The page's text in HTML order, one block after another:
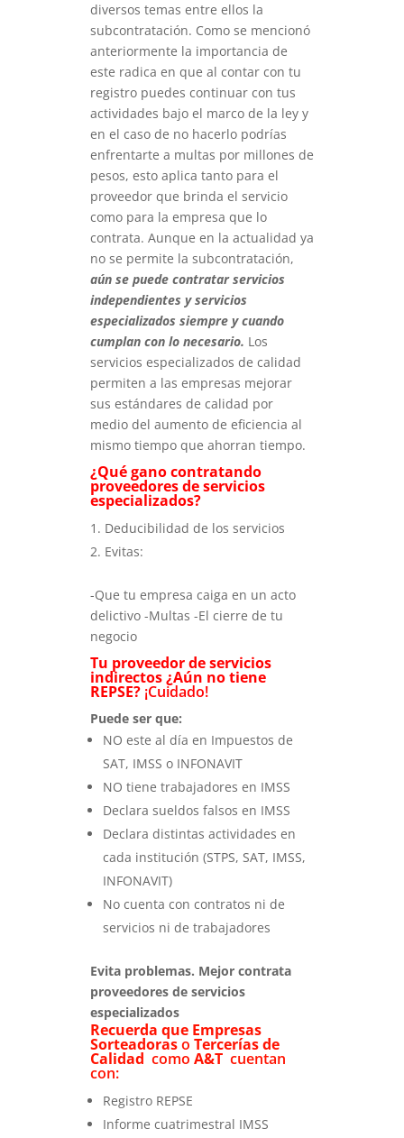
diversos temas entre ellos la
subcontratación. Como se mencionó
anteriormente la importancia de
este radica en que al contar con tu
registro puedes continuar con tus
actividades bajo el marco de la ley y
en el caso de no hacerlo podrías
enfrentarte a multas por millones de
pesos, esto aplica tanto para el
proveedor que brinda el servicio
como para la empresa que lo
contrata. Aunque en la actualidad ya
no se permite la subcontratación,
aún se puede contratar servicios
independientes y servicios
especializados siempre y cuando
cumplan con lo necesario. Los
servicios especializados de calidad
permiten a las empresas mejorar
sus estándares de calidad por
medio del aumento de eficiencia al
mismo tiempo que ahorran tiempo.
¿Qué gano contratando
proveedores de servicios
especializados?
Deducibilidad de los servicios
Evitas:
-Que tu empresa caiga en un acto
delictivo -Multas -El cierre de tu
negocio
Tu proveedor de servicios
indirectos ¿Aún no tiene
REPSE? ¡Cuidado!
Puede ser que:
NO este al día en Impuestos de
SAT, IMSS o INFONAVIT
NO tiene trabajadores en IMSS
Declara sueldos falsos en IMSS
Declara distintas actividades en
cada institución (STPS, SAT, IMSS,
INFONAVIT)
No cuenta con contratos ni de
servicios ni de trabajadores
Evita problemas. Mejor contrata
proveedores de servicios
especializados
Recuerda que Empresas
Sorteadoraso Tercerías de
Calidad como A&T cuentan
con:
Registro REPSE
Informe cuatrimestral IMSS